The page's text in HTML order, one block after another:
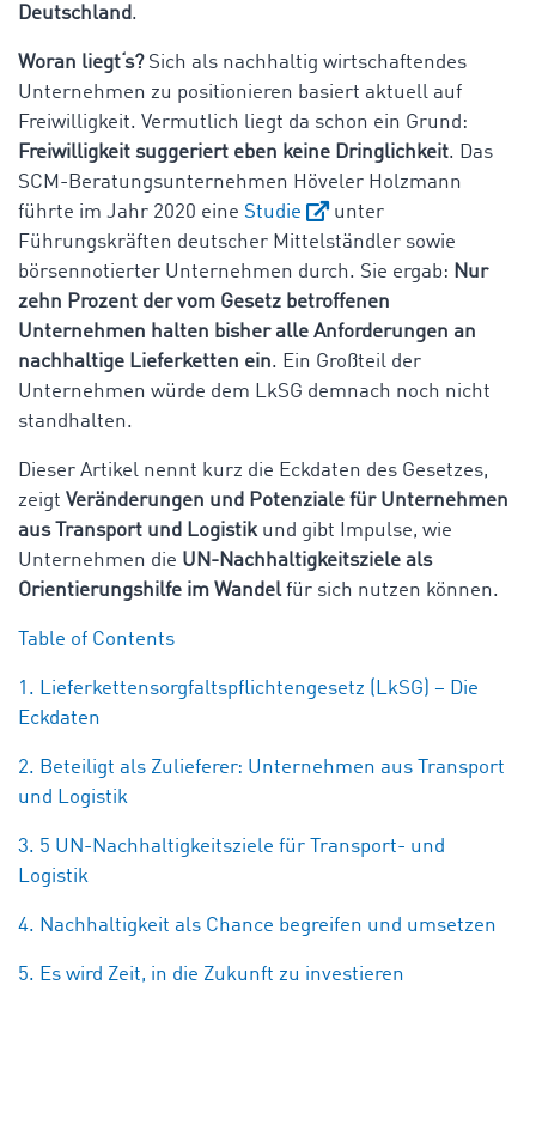
Deutschland.
Woran liegt‘s?Sich als nachhaltig wirtschaftendes
Unternehmen zu positionieren basiert aktuell auf
Freiwilligkeit. Vermutlich liegt da schon ein Grund:
Freiwilligkeit suggeriert eben keine Dringlichkeit. Das
SCM-Beratungsunternehmen Höveler Holzmann
führte im Jahr 2020 eine Studie
unter
Führungskräften deutscher Mittelständler sowie
börsennotierter Unternehmen durch. Sie ergab: Nur
zehn Prozent der vom Gesetz betroffenen
Unternehmen halten bisher alle Anforderungen an
nachhaltige Lieferketten ein. Ein Großteil der
Unternehmen würde dem LkSG demnach noch nicht
standhalten.
Dieser Artikel nennt kurz die Eckdaten des Gesetzes,
zeigt Veränderungen und Potenziale für Unternehmen
aus Transport und Logistikund gibt Impulse, wie
Unternehmen die UN-Nachhaltigkeitsziele als
Orientierungshilfe im Wandelfür sich nutzen können.
Table of Contents
1. Lieferkettensorgfaltspflichtengesetz (LkSG) – Die
Eckdaten
2. Beteiligt als Zulieferer: Unternehmen aus Transport
und Logistik
3. 5 UN-Nachhaltigkeitsziele für Transport- und
Logistik
4. Nachhaltigkeit als Chance begreifen und umsetzen
5. Es wird Zeit, in die Zukunft zu investieren